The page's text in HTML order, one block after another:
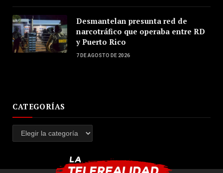
Desmantelan presunta red de
narcotráfico que operaba entre RD
y Puerto Rico
7 DE AGOSTO DE 2026
CATEGORÍAS
Categorías